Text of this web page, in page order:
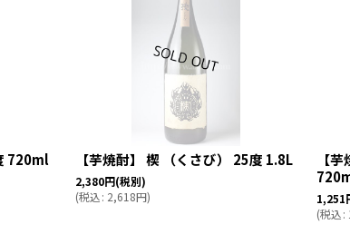
720ml 【芋焼酎】 楔 （くさび） 25度 1.8L
2,380円(税別)
(税込: 2,618円)
【
1,251
(税込: